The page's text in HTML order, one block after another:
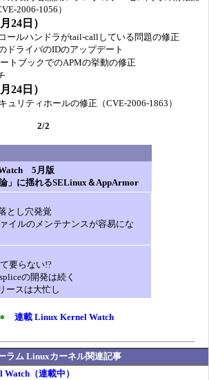
2006-1056）
24日）
ルハンドラがtail-callしている問題の修正
ライバのIDのアップデート
トブックでのAPMの挙動の修正
24日）
リティホールの修正（CVE-2006-1863）
2/2
5月版
」に揺れるSELinux＆AppArmor
とし穴発覚
イルのメンテナンスが容易にな
要らない!?
の開発は続く
ースは大忙し
連載 Linux Kernel Watch
ラム Linuxカーネル関連記事
（連載中）